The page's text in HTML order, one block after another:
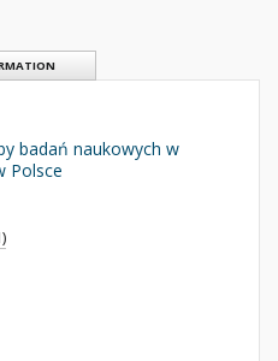
badań naukowych w
Polsce